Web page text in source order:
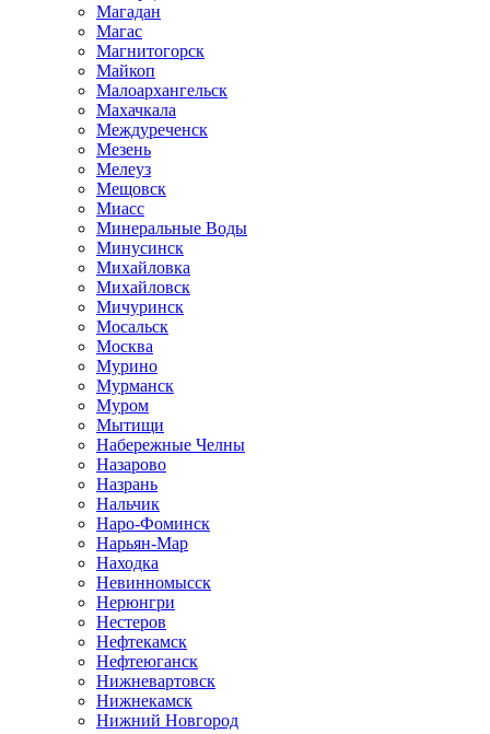
Магадан
Магас
Магнитогорск
Майкоп
Малоархангельск
Махачкала
Междуреченск
Мезень
Мелеуз
Мещовск
Миасс
Минеральные Воды
Минусинск
Михайловка
Михайловск
Мичуринск
Мосальск
Москва
Мурино
Мурманск
Муром
Мытищи
Набережные Челны
Назарово
Назрань
Нальчик
Наро-Фоминск
Нарьян-Мар
Находка
Невинномысск
Нерюнгри
Нестеров
Нефтекамск
Нефтеюганск
Нижневартовск
Нижнекамск
Нижний Новгород